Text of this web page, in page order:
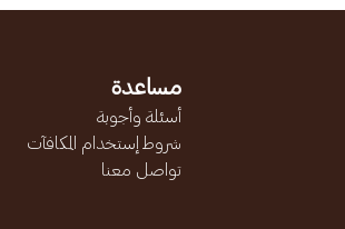
مساعدة
أسئلة وأجوبة
شروط إستخدام المكافآت
تواصل معنا